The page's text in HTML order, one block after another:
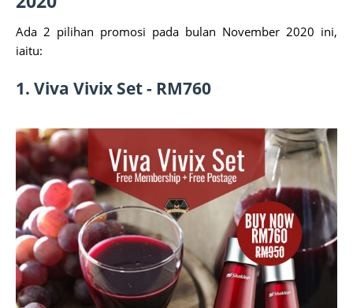
Ada 2 pilihan promosi pada bulan November 2020 ini,
iaitu:
1. Viva Vivix Set - RM760